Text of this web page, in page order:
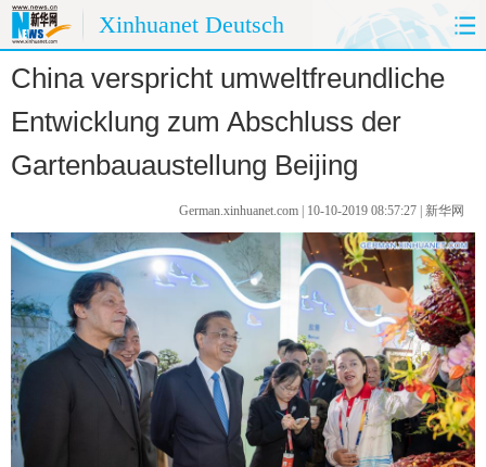
Xinhuanet Deutsch
HOME CHINA HEUTE
CHINA&DEUTSCHLAND CHINA&AUßENWELT
PANORAMA SPRACHKURS
FOTOS UMWELTSCHUTZ
KÜCHE
China verspricht umweltfreundliche
Entwicklung zum Abschluss der
Gartenbauaustellung Beijing
German.xinhuanet.com | 10-10-2019 08:57:27 | 新华网